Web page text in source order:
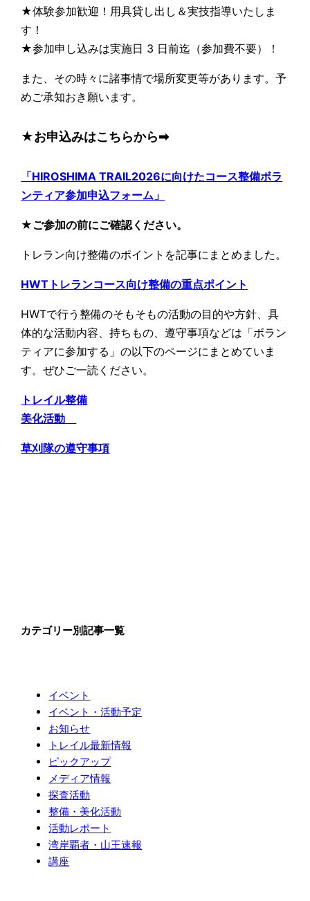
★体験参加歓迎！用具貸し出し＆実技指導いたしま
す！
★参加申し込みは実施日 3 日前迄（参加費不要）！
また、その時々に諸事情で場所変更等があります。予
めご承知おき願います。
★お申込みはこちらから➡
「HIROSHIMA TRAIL2026に向けたコース整備ボラ
ンティア参加申込フォーム」
★ご参加の前にご確認ください。
トレラン向け整備のポイントを記事にまとめました。
HWTトレランコース向け整備の重点ポイント
HWTで行う整備のそもそもの活動の目的や方針、具
体的な活動内容、持ちもの、遵守事項などは「ボラン
ティアに参加する」の以下のページにまとめていま
す。ぜひご一読ください。
トレイル整備
美化活動
草刈隊の遵守事項
カテゴリー別記事一覧
イベント
イベント・活動予定
お知らせ
トレイル最新情報
ピックアップ
メディア情報
探査活動
整備・美化活動
活動レポート
湾岸覇者・山王速報
講座